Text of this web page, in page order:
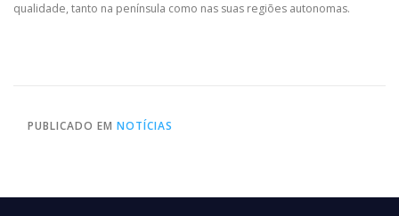
qualidade, tanto na península como nas suas regiões autonomas.
PUBLICADO EM NOTÍCIAS